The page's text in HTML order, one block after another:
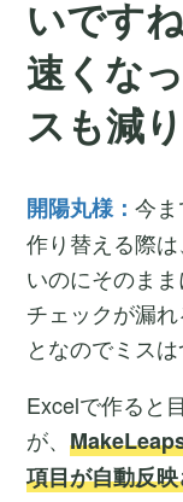
いです
速くな
スも減
開陽丸様：今
作り替える際
いのにそのま
チェックが漏
となのでミスは
Excelで作ると
が、
項目が自動反